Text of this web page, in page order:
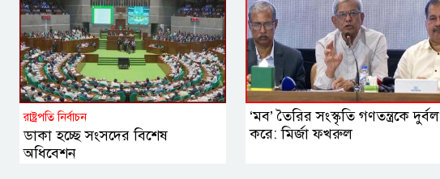
রাষ্ট্রপতি নির্বাচন
ডাকা হচ্ছে সংসদের বিশেষ
অধিবেশন
‘মব’ তৈরির সংস্কৃতি গণতন্ত্রকে দুর্বল
করে: মির্জা ফখরুল